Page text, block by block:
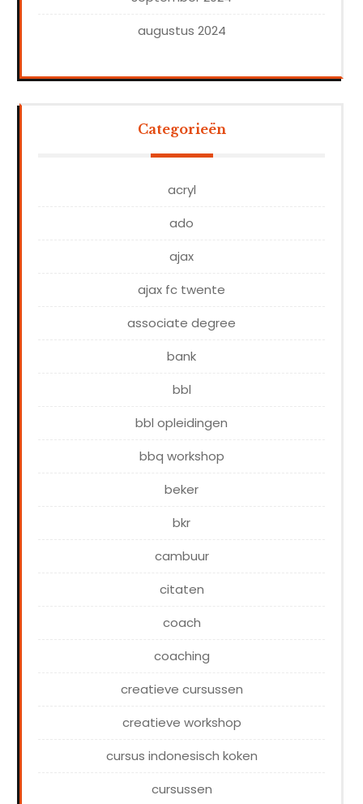
augustus 2024
Categorieën
acryl
ado
ajax
ajax fc twente
associate degree
bank
bbl
bbl opleidingen
bbq workshop
beker
bkr
cambuur
citaten
coach
coaching
creatieve cursussen
creatieve workshop
cursus indonesisch koken
cursussen